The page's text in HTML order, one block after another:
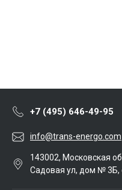
+7 (495) 646-49-95
info@trans-energo.com
143002, Московская
Садовая ул, дом № 3Б,